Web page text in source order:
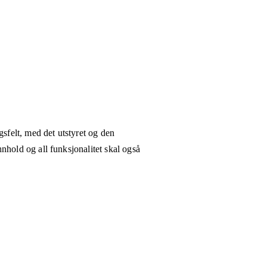
med det utstyret og den
og all funksjonalitet skal også